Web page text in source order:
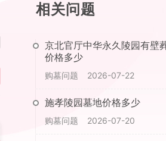
相关问题
京北官厅中华永久陵园有壁
价格多少
购墓问题 2026-07-22
施孝陵园墓地价格多少
购墓问题 2026-07-20